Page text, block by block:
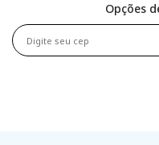
Opções